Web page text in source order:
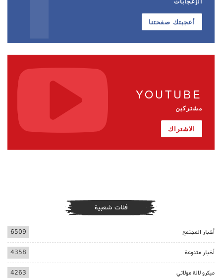
أعجبتك صفحتنا
YOUTUBE
مشتركين
الاشتراك
فئات شعبية
أخبار المجتمع 6509
أخبار متنوعة 4358
ميكرو لالة مولاتي 4263